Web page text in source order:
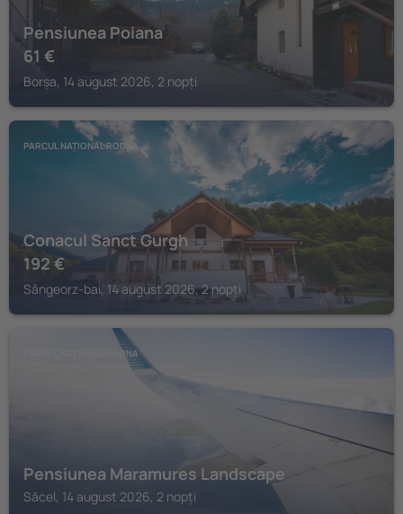
Pensiunea Poiana
61 €
Borșa, 14 august 2026, 2 nopți
PARCUL NAȚIONAL RODNA
Conacul Sanct Gurgh
192 €
Sângeorz-bai, 14 august 2026, 2 nopți
PARCUL NAȚIONAL RODNA
Pensiunea Maramures Landscape
Săcel, 14 august 2026, 2 nopți